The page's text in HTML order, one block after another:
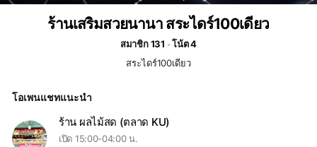
ร้านเสริมสวยนานา สระไดร์100เดียว
สมาชิก 131
โน้ต 4
สระไดร์100เดียว
โอเพนแชทแนะนำ
ร้าน ผลไม้สด (ตลาด KU)
เปิด 15:00-04:00 น.